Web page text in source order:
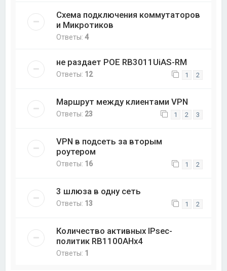
Схема подключения коммутаторов
и Микротиков
Ответы:4
не раздает POE RB3011UiAS-RM
Ответы: 12 1 2
Маршрут между клиентами VPN
Ответы: 23 1 2 3
VPN в подсеть за вторым
роутером
Ответы: 16 1 2
3 шлюза в одну сеть
Ответы: 13 1 2
Количество активных IPsec-
политик RB1100AHx4
Ответы: 1